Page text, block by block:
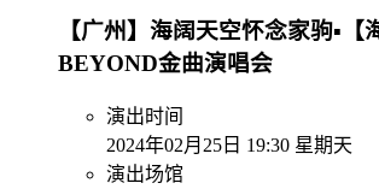
【广州】海阔天空怀念家驹▪【
BEYOND金曲演唱会
演出时间
2024年02月25日 19:30 星期天
演出场馆